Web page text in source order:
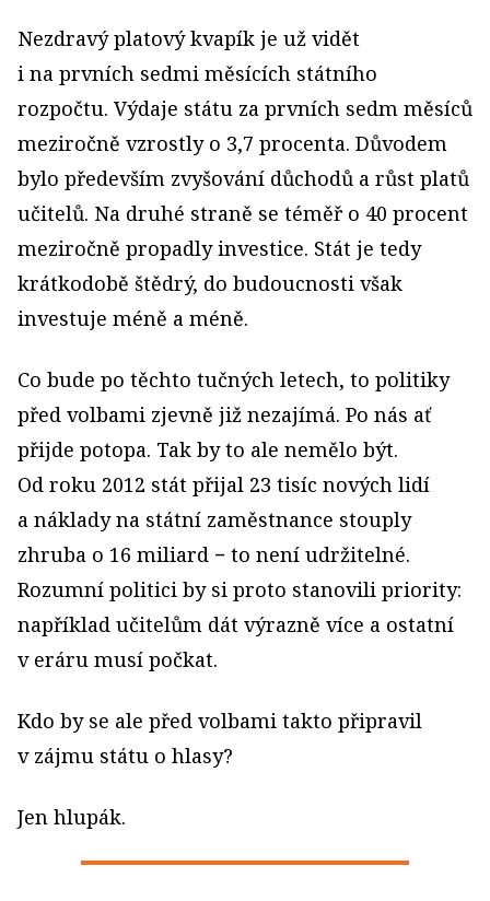
Nezdravý platový kvapík je už vidět
i na prvních sedmi měsících státního
rozpočtu. Výdaje státu za prvních sedm měsíců
meziročně vzrostly o 3,7 procenta. Důvodem
bylo především zvyšování důchodů a růst platů
učitelů. Na druhé straně se téměř o 40 procent
meziročně propadly investice. Stát je tedy
krátkodobě štědrý, do budoucnosti však
investuje méně a méně.
Co bude po těchto tučných letech, to politiky
před volbami zjevně již nezajímá. Po nás ať
přijde potopa. Tak by to ale nemělo být.
Od roku 2012 stát přijal 23 tisíc nových lidí
a náklady na státní zaměstnance stouply
zhruba o 16 miliard − to není udržitelné.
Rozumní politici by si proto stanovili priority:
například učitelům dát výrazně více a ostatní
v eráru musí počkat.
Kdo by se ale před volbami takto připravil
v zájmu státu o hlasy?
Jen hlupák.